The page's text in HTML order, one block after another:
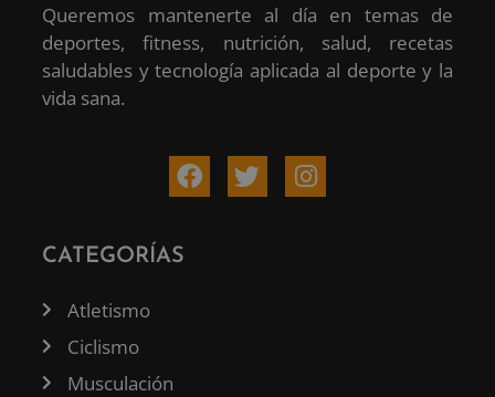
Queremos mantenerte al día en temas de
deportes, fitness, nutrición, salud, recetas
saludables y tecnología aplicada al deporte y la
vida sana.
CATEGORÍAS
Atletismo
Ciclismo
Musculación